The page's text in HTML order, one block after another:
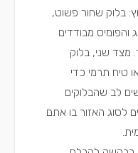
בלוק שחור פשוט,
והפומיס מבודדים
מצד שני, בלוק
טיח תרמי כדי
לב שהבלוקים
לסוג האזור בו אתם